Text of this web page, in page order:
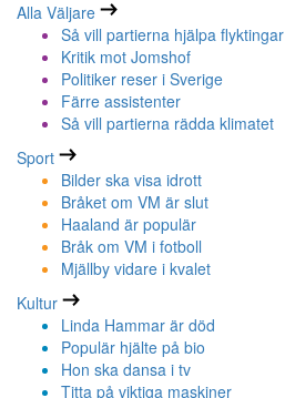
Alla Väljare
Så vill partierna hjälpa flyktingar
Kritik mot Jomshof
Politiker reser i Sverige
Färre assistenter
Så vill partierna rädda klimatet
Sport
Bilder ska visa idrott
Bråket om VM är slut
Haaland är populär
Bråk om VM i fotboll
Mjällby vidare i kvalet
Kultur
Linda Hammar är död
Populär hjälte på bio
Hon ska dansa i tv
Titta på viktiga maskiner